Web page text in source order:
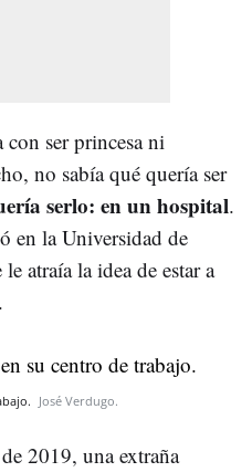
ser princesa ni
no sabía qué quería ser
serlo: en un hospital.
en la Universidad de
atraía la idea de estar a
José Verdugo.
2019, una extraña